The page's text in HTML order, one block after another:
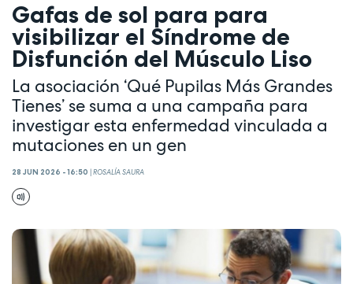
Gafas de sol para para
visibilizar el Síndrome de
Disfunción del Músculo Liso
La asociación ‘Qué Pupilas Más Grandes
Tienes’ se suma a una campaña para
investigar esta enfermedad vinculada a
mutaciones en un gen
28 JUN 2026 - 16:50 |ROSALÍA SAURA